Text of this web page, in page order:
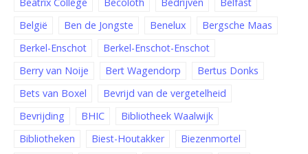
Beatrix College
Becoloth Bedrijven
Belfast
België
Ben de Jongste Benelux
Bergsche Maas
Berkel-Enschot
Berkel-Enschot-Enschot
Berry van Noije
Bert Wagendorp
Bertus Donks
Bets van Boxel
Bevrijd van de vergetelheid
Bevrijding
BHIC
Bibliotheek Waalwijk
Bibliotheken
Biest-Houtakker
Biezenmortel